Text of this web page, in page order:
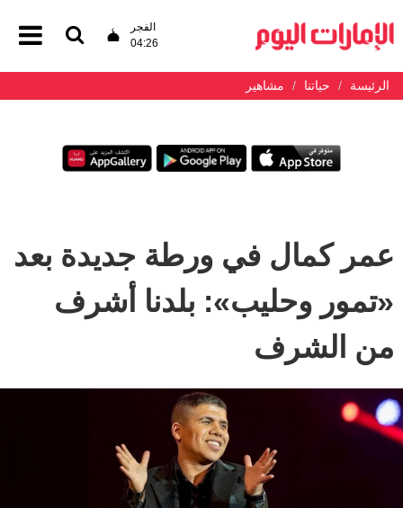
الفجر
04:26
الرئيسة حياتنا مشاهير
عمر كمال في ورطة جديدة بعد
«تمور وحليب»: بلدنا أشرف
من الشرف